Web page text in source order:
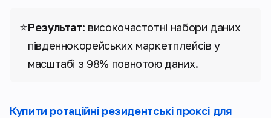
⭐Результат: високочастотні набори даних
південнокорейських маркетплейсів у
масштабі з 98% повнотою даних.
Купити ротаційні резидентські проксі для